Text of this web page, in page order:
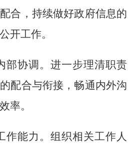
合， 持续做好政府信息的
开工作。
部协调。进一步理清职责
配合与衔接，畅通内外沟
率。
作能力。组织相关工作人